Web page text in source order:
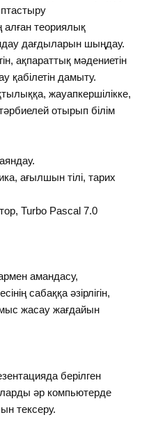
теориялық
дағдыларын шыңдау.
ақпараттық мәдениетін
қабілетін дамыту.
жауапкершілікке,
отырып білім
ағылшын тілі, тарих
Turbo Pascal 7.0
амандасу,
сабаққа әзірлігін,
жасау жағдайын
берілген
әр компьютерде
тексеру.